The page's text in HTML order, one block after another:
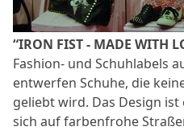
“IRON FIST - MADE WITH
Fashion- und Schuhlabels
entwerfen Schuhe, die
geliebt wird. Das Design
sich auf farbenfrohe